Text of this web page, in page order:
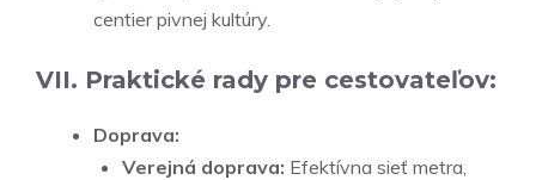
centier pivnej kultúry.
VII. Praktické rady pre cestovateľov:
Doprava:
Verejná doprava: Efektívna sieť metra,